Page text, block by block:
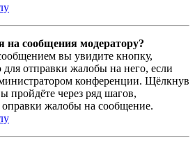
на сообщения модератору?
вы увидите кнопку,
отправки жалобы на него, если
конференции. Щёлкнув
пройдёте через ряд шагов,
жалобы на сообщение.